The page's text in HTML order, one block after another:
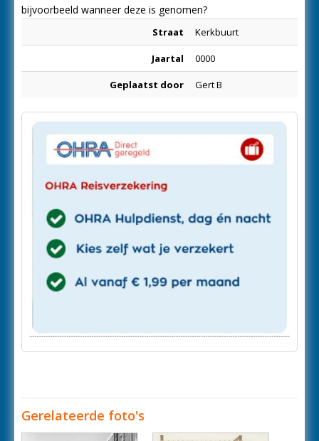
bijvoorbeeld wanneer deze is genomen?
Straat Kerkbuurt
Jaartal 0000
Geplaatst door Gert B
Gerelateerde foto's